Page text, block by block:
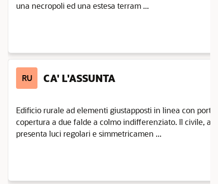
una necropoli ed una estesa terram ...
RU CA' L'ASSUNTA
Edificio rurale ad elementi giustapposti in linea con
copertura a due falde a colmo indifferenziato. Il civile,
presenta luci regolari e simmetricamen ...